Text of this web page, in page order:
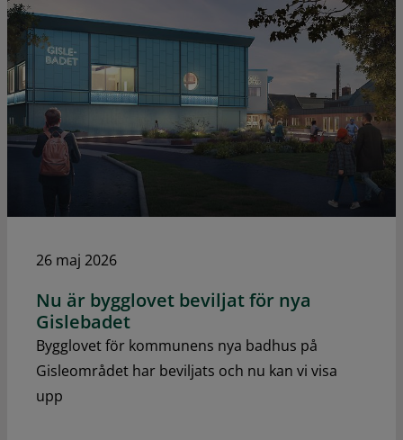
26 maj 2026
Nu är bygglovet beviljat för nya
Gislebadet
Bygglovet för kommunens nya badhus på
Gisleområdet har beviljats och nu kan vi visa
upp